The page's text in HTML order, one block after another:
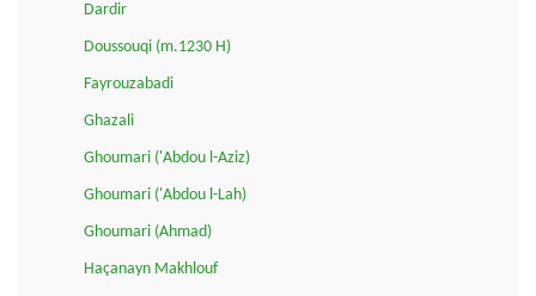
Dardir
Doussouqi (m.1230 H)
Fayrouzabadi
Ghazali
Ghoumari ('Abdou l-Aziz)
Ghoumari ('Abdou l-Lah)
Ghoumari (Ahmad)
Haçanayn Makhlouf